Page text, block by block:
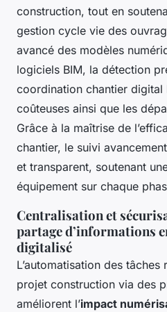
construction, tout en
gestion cycle vie des
avancé des modèles
logiciels BIM, la détection
coordination chantier digital
coûteuses ainsi que les
Grâce à la maîtrise de
chantier, le suivi
et transparent, soutenant
équipement sur chaque
Centralisation et
partage d’informations
digitalisé
L’automatisation des
projet construction via des
améliorent l’impact